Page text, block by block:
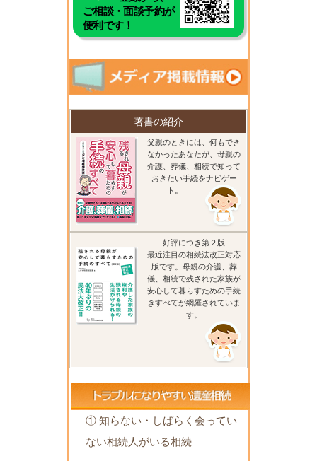
ご相談・面談予約が
便利です！
著書の紹介
父親のときには、何もでき
なかったあなたが、母親の
介護、葬儀、相続で知って
おきたい手続をナビゲー
ト。
好評につき第２版
最近注目の相続法改正対応
版です。母親の介護、葬
儀、相続で残された家族が
安心して暮らすための手続
きすべてが網羅されていま
す。
① 知らない・しばらく会ってい
ない相続人がいる相続